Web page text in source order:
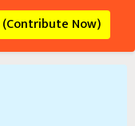
Now)